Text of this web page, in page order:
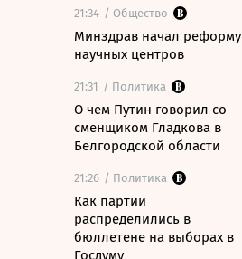
21:34 / Общество
Минздрав начал реформу
научных центров
21:31 / Политика
О чем Путин говорил со
сменщиком Гладкова в
Белгородской области
21:26 / Политика
Как партии
распределились в
бюллетене на выборах в
Госдуму